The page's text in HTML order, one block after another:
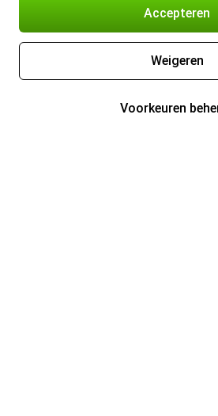
Accepteren
Weigeren
Voorkeuren